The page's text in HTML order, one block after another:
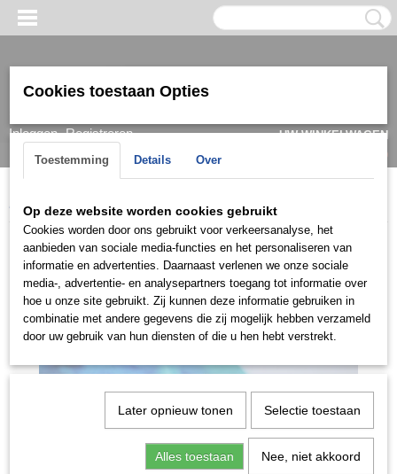
Inloggen Registreren
UW WINKELWAGEN
(0)
Home > > Damesringen Ringen 14k >RGDF0422
Cookies toestaan Opties
Toestemming Details Over
Op deze website worden cookies gebruikt
Cookies worden door ons gebruikt voor verkeersanalyse, het
aanbieden van sociale media-functies en het personaliseren van
informatie en advertenties. Daarnaast verlenen we onze sociale
media-, advertentie- en analysepartners toegang tot informatie over
hoe u onze site gebruikt. Zij kunnen deze informatie gebruiken in
combinatie met andere gegevens die zij mogelijk hebben verzameld
door uw gebruik van hun diensten of die u hen hebt verstrekt.
Later opnieuw tonen Selectie toestaan
Alles toestaan Nee, niet akkoord